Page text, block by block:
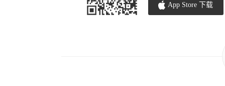
App Store 下载